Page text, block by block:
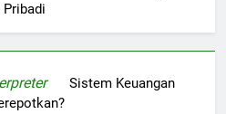
onSistem Keuangan